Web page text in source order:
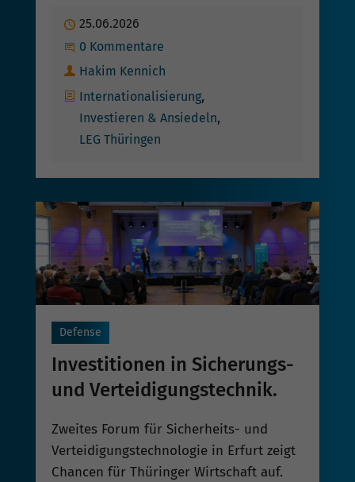
Publiziert
25.06.2026
Beginne eine Unterhaltung
0 Kommentare
Autor
Hakim Kennich
Kategorien
Internationalisierung
Investieren & Ansiedeln
LEG Thüringen
Defense
Investitionen in Sicherungs-
und Verteidigungstechnik.
Zweites Forum für Sicherheits- und
Verteidigungstechnologie in Erfurt zeigt
Chancen für Thüringer Wirtschaft auf.